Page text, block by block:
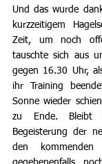
Und das wurde
kurzzeitigem
Zeit, um noch
tauschte sich aus
gegen 16.30 Uhr,
ihr Training
Sonne wieder
zu Ende. Bleibt
Begeisterung der
den